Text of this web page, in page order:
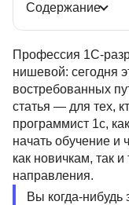
Содержание
Профессия
нишевой: сегодня
востребованных
статья — для тех,
программист 1с,
начать обучение и
как новичкам, так
направления.
Вы когда-